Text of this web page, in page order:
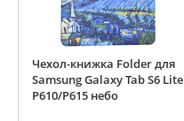
Чехол-книжка Folder для
Samsung Galaxy Tab S6 Lite
P610/P615 небо